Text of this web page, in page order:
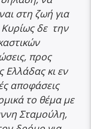
στη ζωή για
δε την
προς
Ελλάδας κι εν
αποφάσεις
το θέμα με
Σταμούλη,